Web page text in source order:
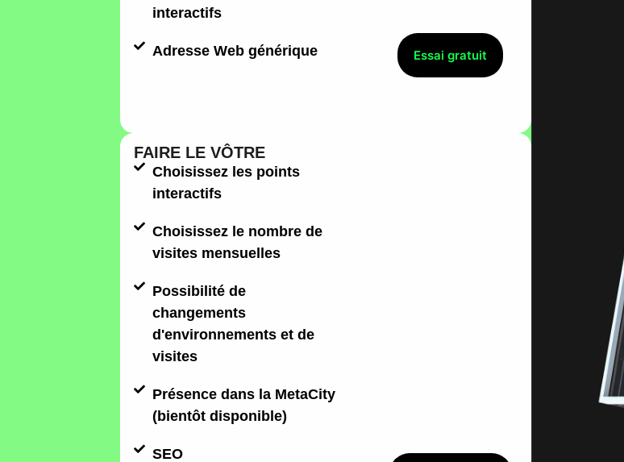
interactifs
Adresse Web générique Essai gratuit
FAIRE LE VÔTRE
Choisissez les points
interactifs
Choisissez le nombre de
visites mensuelles
Possibilité de
changements
d'environnements et de
visites
Présence dans la MetaCity
(bientôt disponible)
SEO